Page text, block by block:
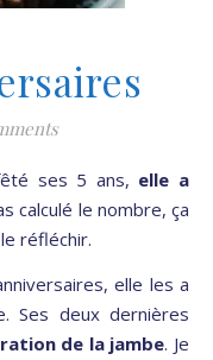
ses 5 ans, elle a
calculé le nombre, ça
réfléchir.
elle les a
Ses deux dernières
de la jambe. Je